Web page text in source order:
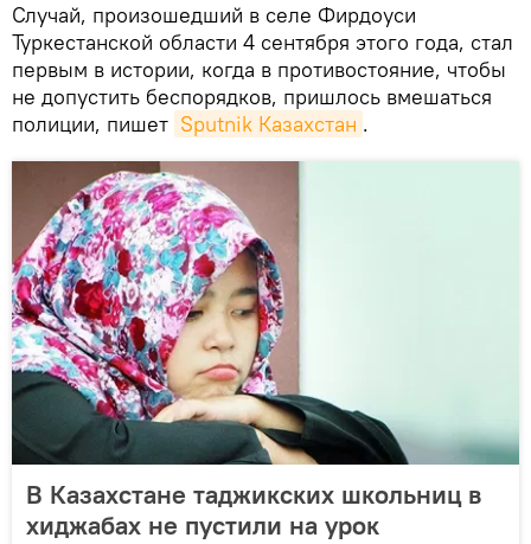
Случай, произошедший в селе Фирдоуси
Туркестанской области 4 сентября этого года, стал
первым в истории, когда в противостояние, чтобы
не допустить беспорядков, пришлось вмешаться
полиции, пишет Sputnik Казахстан .
В Казахстане таджикских школьниц в
хиджабах не пустили на урок